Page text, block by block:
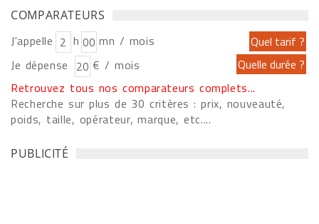
COMPARATEURS
J'appelle h
mn / mois
Je dépense
€ / mois
Retrouvez tous nos comparateurs complets...
Recherche sur plus de 30 critères : prix, nouveauté,
poids, taille, opérateur, marque, etc....
PUBLICITÉ